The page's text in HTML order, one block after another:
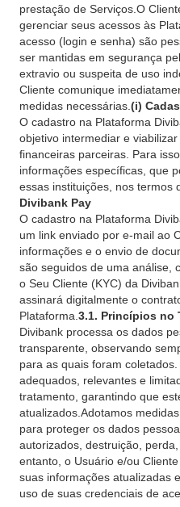
prestação de Serviços.O
gerenciar seus acessos às
acesso (login e senha) são
ser mantidas em segurança
extravio ou suspeita de uso
Cliente comunique
medidas necessárias. (i)
O cadastro na Plataforma
objetivo intermediar e
financeiras parceiras. Para
informações específicas, que
essas instituições, nos termos
Divibank Pay
O cadastro na Plataforma
um link enviado por e-mail ao
informações e o envio de
são seguidos de uma análise,
o Seu Cliente (KYC) da
assinará digitalmente o
Plataforma. 3.1. Princípios no
Divibank processa os dados
transparente, observando
para as quais foram
adequados, relevantes e
tratamento, garantindo que
atualizados.Adotamos
para proteger os dados
autorizados, destruição,
entanto, o Usuário e/ou
suas informações atualizadas
uso de suas credenciais de